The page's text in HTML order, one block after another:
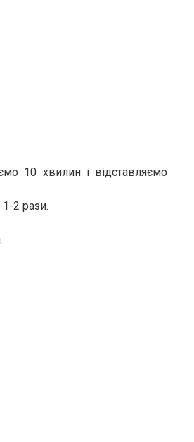
10 хвилин і відставляємо
2 рази.